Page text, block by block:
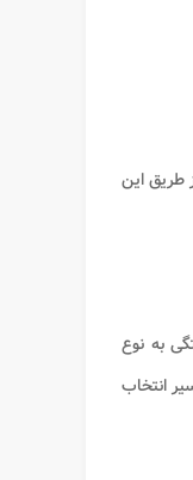
طریق این
به نوع
انتخاب